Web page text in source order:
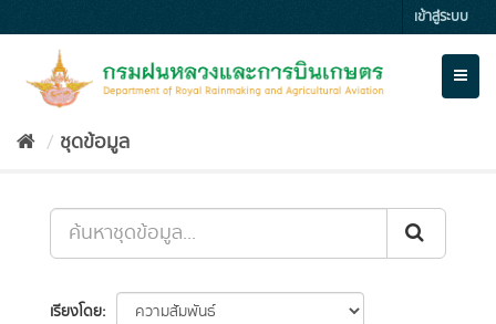
to
เข้าสู่ระบบ
ชุดข้อมูล
เรียงโดย